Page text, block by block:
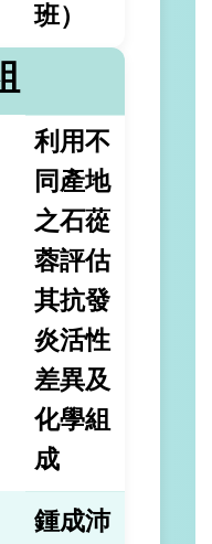
班）
利用不
同產地
之石蓯
蓉評估
其抗發
炎活性
差異及
化學組
成
鍾成沛